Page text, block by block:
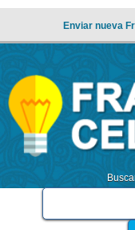
Enviar nueva